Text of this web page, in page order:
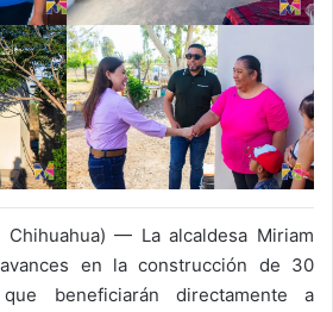
Chihuahua) — La alcaldesa Miriam
en la construcción de 30
beneficiarán directamente a